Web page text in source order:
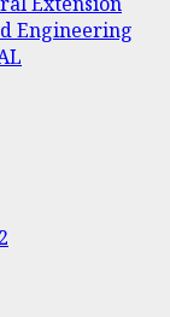
Engineering